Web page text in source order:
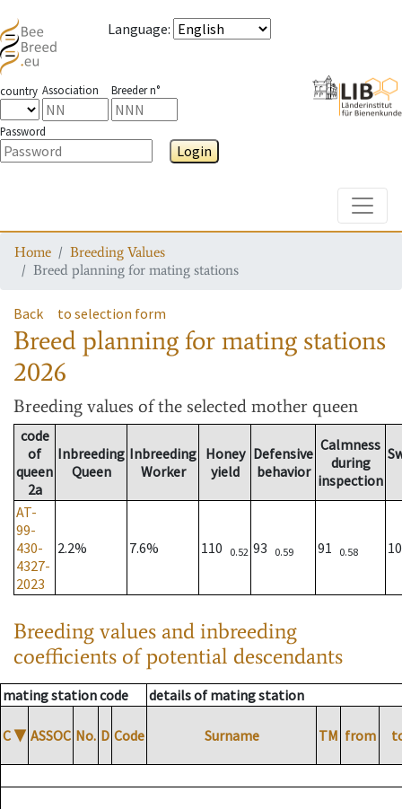
Language:
country Association Breeder n°
Password
Login
Home
Breeding Values
Breed planning for mating stations
Back to selection form
Breed planning for mating stations
2026
Breeding values of the selected mother queen
code
of
queen
2a
Inbreeding
Queen
Inbreeding
Worker
Honey
yield
Defensive
behavior
Calmness
during
inspection
AT-
99-
430-
4327-
2023
2.2% 7.6% 110 0.52 93 0.59 91 0.58
Breeding values and inbreeding
coefficients of potential descendants
mating station code details of mating station
C ▼ ASSOC No. D Code Surname TM from